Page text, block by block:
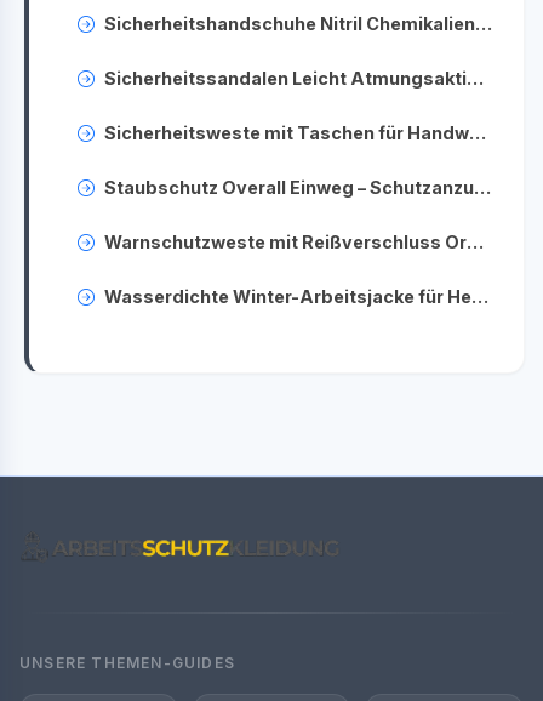
Sicherheitshandschuhe Nitril Chemikalienbeständig – Schutz bei Labor & Industrie
Sicherheitssandalen Leicht Atmungsaktiv S1P Herren – Sommerarbeitsschutzschuhe
Sicherheitsweste mit Taschen für Handwerker – Praktische Warnweste mit Aufbewahrungsmöglichkeiten
Staubschutz Overall Einweg – Schutzanzug für Baustelle & Renovierung
Warnschutzweste mit Reißverschluss Orange – Reflektierende Sicherheitsweste EN ISO 20471
Wasserdichte Winter-Arbeitsjacke für Herren – Warm & Wetterfest im Beruf
UNSERE THEMEN-GUIDES